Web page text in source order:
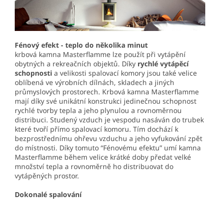
Fénový efekt - teplo do několika minut
krbová kamna Masterflamme lze použít při vytápění
obytných a rekreačních objektů. Díky rychlé vytápěcí
schopnosti a velikosti spalovací komory jsou také velice
oblíbená ve výrobních dílnách, skladech a jiných
průmyslových prostorech. Krbová kamna Masterflamme
mají díky své unikátní konstrukci jedinečnou schopnost
rychlé tvorby tepla a jeho plynulou a rovnoměrnou
distribuci. Studený vzduch je vespodu nasáván do trubek
které tvoří přímo spalovací komoru. Tím dochází k
bezprostřednímu ohřevu vzduchu a jeho vyfukování zpět
do místnosti. Díky tomuto “Fénovému efektu” umí kamna
Masterflamme během velice krátké doby předat velké
množství tepla a rovnoměrně ho distribuovat do
vytápěných prostor.
Dokonalé spalování